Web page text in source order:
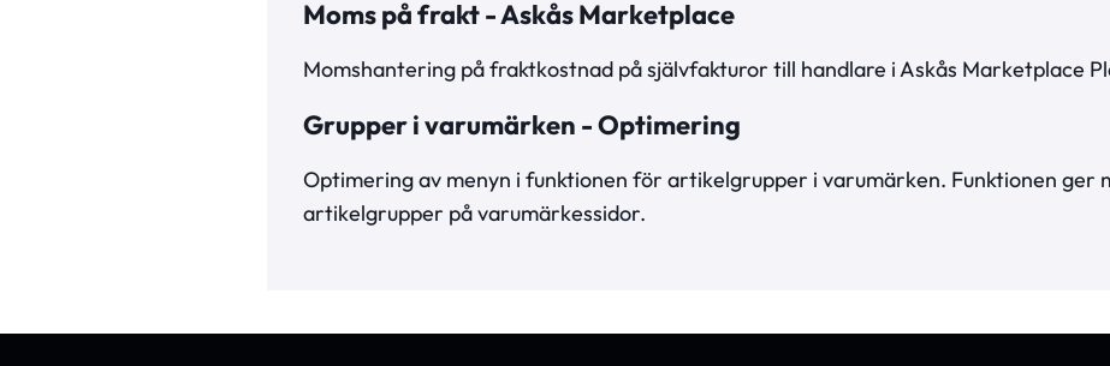
Moms på frakt - Askås Marketplace
Momshantering på fraktkostnad på självfakturor till handlare i Askås Marketplace
Grupper i varumärken - Optimering
Optimering av menyn i funktionen för artikelgrupper i varumärken. Funktionen ger
artikelgrupper på varumärkessidor.